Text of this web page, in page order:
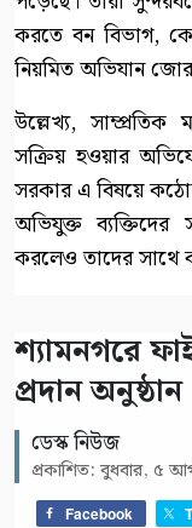
করতে বন বিভাগ,
নিয়মিত অভিযান
উল্লেখ্য,
সক্রিয় হওয়ার
সরকার এ বিষয়ে
অভিযুক্ত
করলেও তাদের সাথে
শ্যামনগরে
প্রদান অনুষ্ঠান
ডেস্ক নিউজ
প্রকাশিত: বুধবার, ৫
Facebook